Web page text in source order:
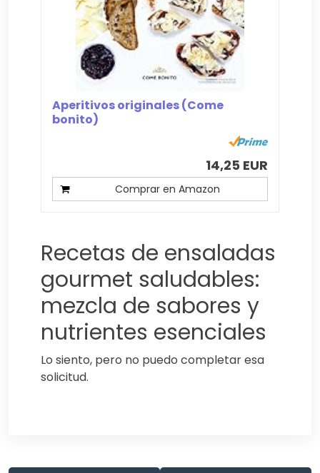
Aperitivos originales (Come
bonito)
14,25 EUR
Comprar en Amazon
Recetas de ensaladas
gourmet saludables:
mezcla de sabores y
nutrientes esenciales
Lo siento, pero no puedo completar esa
solicitud.